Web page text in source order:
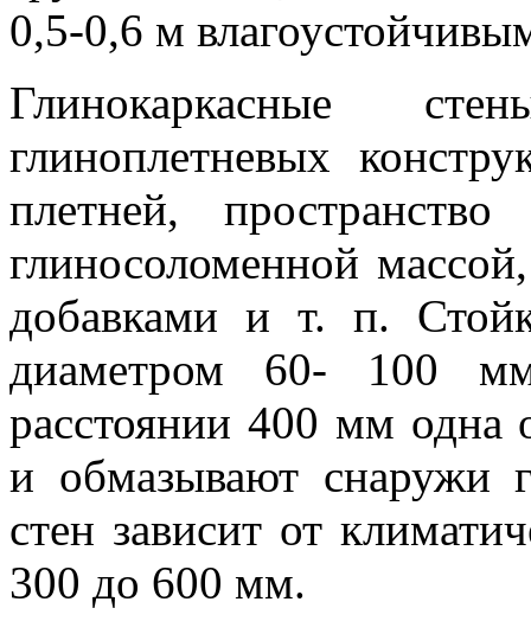
0,5-0,6 м
Глинокаркасные
глиноплетневых
плетней,
глиносоломенной
добавками и т. п.
диаметром 60- 100
расстоянии 400 мм одна
и обмазывают снаружи
стен зависит от
300 до 600 мм.